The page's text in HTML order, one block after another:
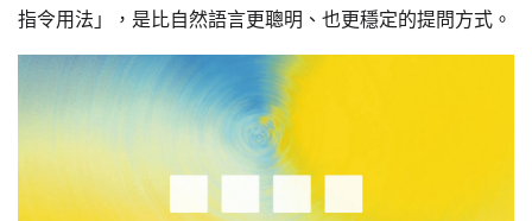
指令用法」，是比自然語言更聰明、也更穩定的提問方式。